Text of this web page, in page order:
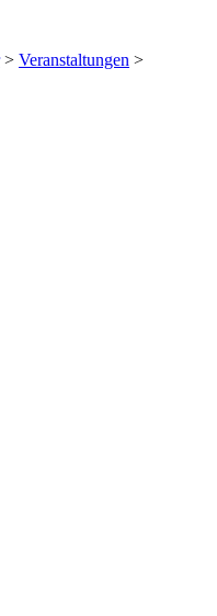
> Veranstaltungen >